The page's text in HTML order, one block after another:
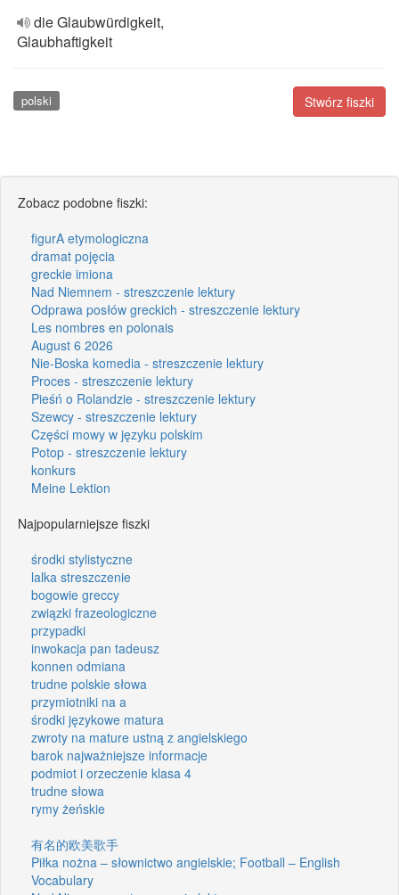
die Glaubwürdigkeit,
Glaubhaftigkeit
Stwórz fiszki
polski
Zobacz podobne fiszki:
figurA etymologiczna
dramat pojęcia
greckie imiona
Nad Niemnem - streszczenie lektury
Odprawa posłów greckich - streszczenie lektury
Les nombres en polonais
August 6 2026
Nie-Boska komedia - streszczenie lektury
Proces - streszczenie lektury
Pieśń o Rolandzie - streszczenie lektury
Szewcy - streszczenie lektury
Części mowy w języku polskim
Potop - streszczenie lektury
konkurs
Meine Lektion
Najpopularniejsze fiszki
środki stylistyczne
lalka streszczenie
bogowie greccy
związki frazeologiczne
przypadki
inwokacja pan tadeusz
konnen odmiana
trudne polskie słowa
przymiotniki na a
środki językowe matura
zwroty na mature ustną z angielskiego
barok najważniejsze informacje
podmiot i orzeczenie klasa 4
trudne słowa
rymy żeńskie
有名的欧美歌手
Piłka nożna – słownictwo angielskie; Football – English
Vocabulary